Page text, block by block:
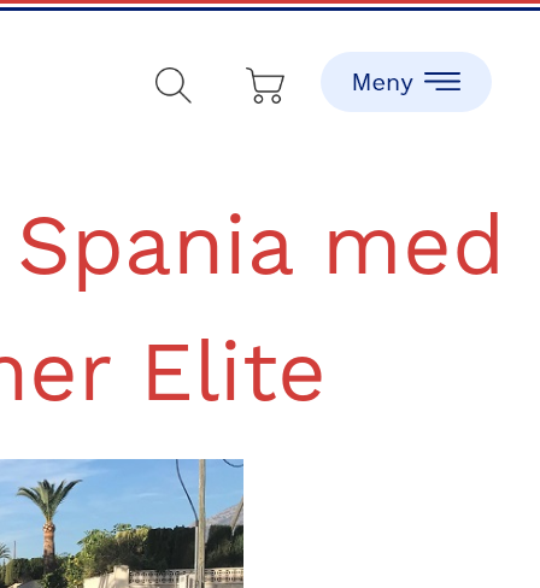
med
Elite